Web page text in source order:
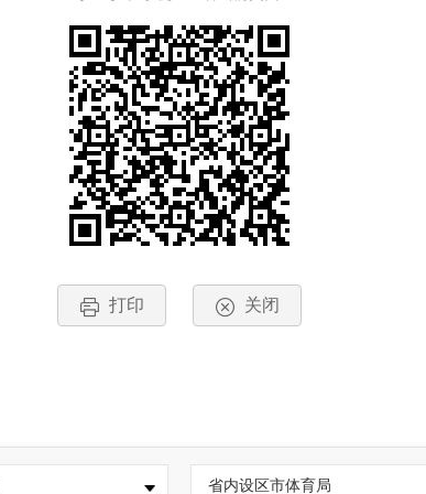
打印 关闭
省内设区市体育局